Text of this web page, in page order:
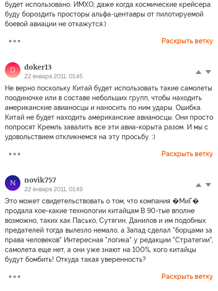
будет использовано. ИМХО, даже когда космические крейсера
буду бороздить просторы альфа-центавры от пилотируемой
боевой авиации не откажутся.)
Раскрыть ветку
D doker13
22 января 2011, 01:45
Не верно поскольку Китай будет использовать такие самолеты
поодиночке или в составе небольших групп, чтобы находить
американские авианосцы и наносить по ним удары. Ошибка.
Китай не будет находить американские авианосцы. Они просто
попросят Кремль завалить все эти авиа-корыта разом. И мы с
удовольствием откликнемся на эту просьбу. :)
Раскрыть ветку
N novik757
22 января 2011, 01:49
Это может свидетельствовать о том, что компания �МиГ�
продала кое-какие технологии китайцам В 90-тые вполне
возможно, таких как Пасько, Сутягин, Данилов и им подобных
предателей тогда вылезло немало, а Запад сделал "борцами за
права человеков" Интересная "логика" у редакции "Стратегии",
самолета еще нет, а они уже знают на 100%, кого китайцы
будут бомбить! Откуда такая уверенность?
Раскрыть ветку